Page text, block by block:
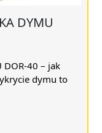
DYMU
DOR-40 – jak
dymu to